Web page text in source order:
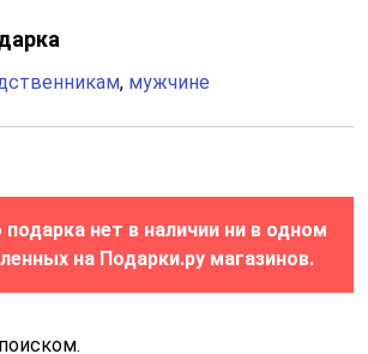
, мужчине
нет в наличии ни в одном
на Подарки.ру магазинов.